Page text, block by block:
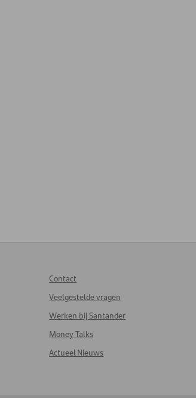
Contact
Veelgestelde vragen
Werken bij Santander
Money Talks
Actueel Nieuws